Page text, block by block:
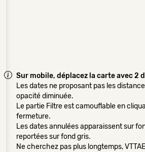
Sur mobile, déplacez la carte avec 2
Les dates ne proposant pas les
opacité diminuée.
Le partie Filtre est camouflable en
fermeture.
Les dates annulées apparaissent sur
reportées sur fond gris.
Ne cherchez pas plus longtemps,